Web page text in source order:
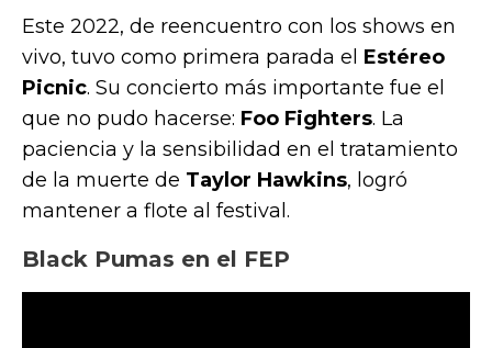
Este 2022, de reencuentro con los shows en
vivo, tuvo como primera parada el Estéreo
Picnic. Su concierto más importante fue el
que no pudo hacerse: Foo Fighters. La
paciencia y la sensibilidad en el tratamiento
de la muerte de Taylor Hawkins, logró
mantener a flote al festival.
Black Pumas en el FEP